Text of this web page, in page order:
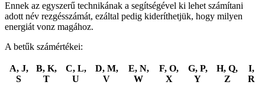
Ennek az egyszerű technikának a segítségével ki lehet számítani
adott név rezgésszámát, ezáltal pedig kideríthetjük, hogy milyen
energiát vonz magához.
A betűk számértékei:
A, J,
S
B, K,
T
C, L,
U
D, M,
V
E, N,
W
F, O,
X
G, P,
Y
H, Q,
Z
I,
R